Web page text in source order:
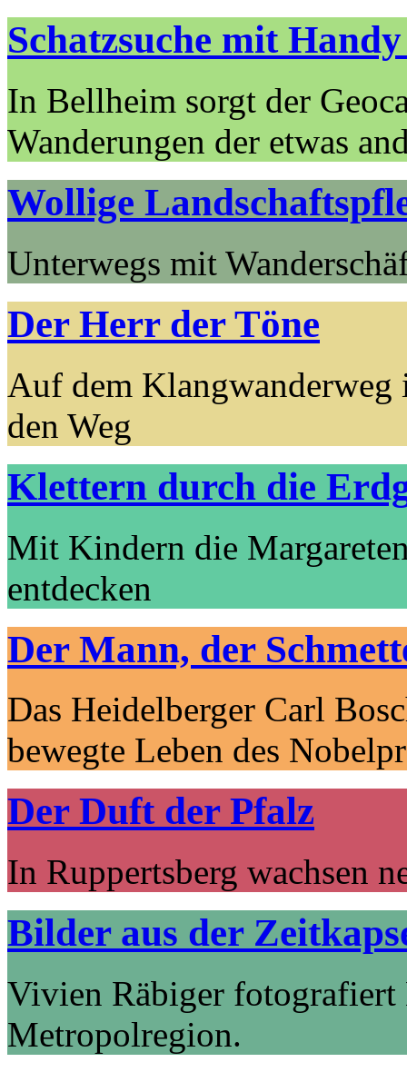
Schatzsuche mit
In Bellheim sorgt der
Wanderungen der etwas
Wollige
Unterwegs mit
Der Herr der Töne
Auf dem Klangwanderweg
den Weg
Klettern durch die
Mit Kindern die
entdecken
Der Mann, der
Das Heidelberger Carl
bewegte Leben des
Der Duft der Pfalz
In Ruppertsberg wachsen
Bilder aus der
Vivien Räbiger fotografiert
Metropolregion.